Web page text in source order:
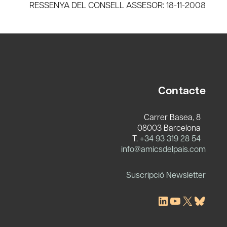
RESSENYA DEL CONSELL ASSESOR: 18-11-2008
Contacte
Carrer Basea, 8
08003 Barcelona
T. +34 93 319 28 54
info@amicsdelpais.com
Suscripció Newsletter
LinkedIn
YouTube
X